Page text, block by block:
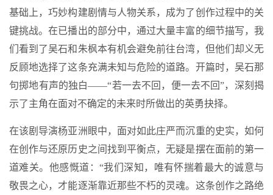
基础上，巧妙构建剧情与人物关系，成为了创作过程中的关
键挑战。在已播出的部分中，通过大量丰富的细节描写，我
们看到了吴石和朱枫本有机会避免前往台湾，但他们却义无
反顾地选择了这条充满未知与危险的道路。开篇时，吴石那
句掷地有声的独白——“若一去不回，便一去不回”，深刻揭
示了主角在面对不确定的未来时所做出的英勇抉择。
在该剧导演杨亚洲眼中，面对如此庄严而沉重的史实，如何
在创作与还原历史之间找到平衡点，无疑是摆在面前的第一
道难关。他感慨道：“我们深知，唯有怀揣着最大的诚意与
敬畏之心，才能逐渐靠近那些不朽的灵魂。这条创作之路绝